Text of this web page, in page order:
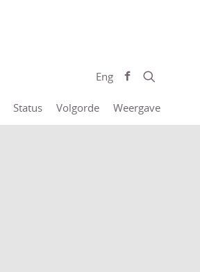
Eng
Status Volgorde Weergave